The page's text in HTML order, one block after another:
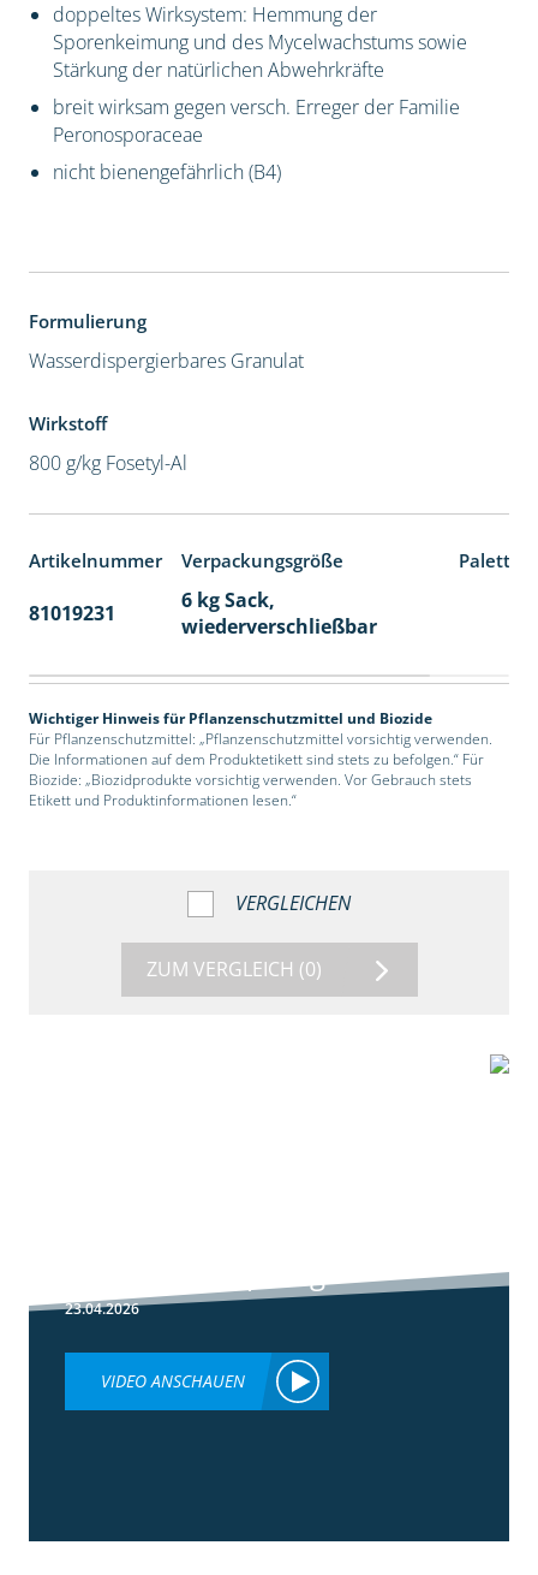
doppeltes Wirksystem: Hemmung der
Sporenkeimung und des Mycelwachstums sowie
Stärkung der natürlichen Abwehrkräfte
breit wirksam gegen versch. Erreger der Familie
Peronosporaceae
nicht bienengefährlich (B4)
Formulierung
Wasserdispergierbares Granulat
Wirkstoff
800 g/kg Fosetyl-Al
Artikelnummer Verpackungsgröße
81019231
6 kg Sack,
wiederverschließbar
Wichtiger Hinweis für Pflanzenschutzmittel und Biozide
Für Pflanzenschutzmittel: „Pflanzenschutzmittel vorsichtig verwenden.
Die Informationen auf dem Produktetikett sind stets zu befolgen.“ Für
Biozide: „Biozidprodukte vorsichtig verwenden. Vor Gebrauch stets
Etikett und Produktinformationen lesen.“
VERGLEICHEN
ZUM VERGLEICH (0)
23.04.2026
VIDEO ANSCHAUEN